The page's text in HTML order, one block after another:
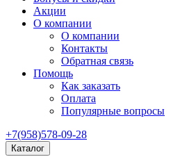
Акции
О компании
О компании
Контакты
Обратная связь
Помощь
Как заказать
Оплата
Популярные вопросы
+7(958)578-09-28
Каталог